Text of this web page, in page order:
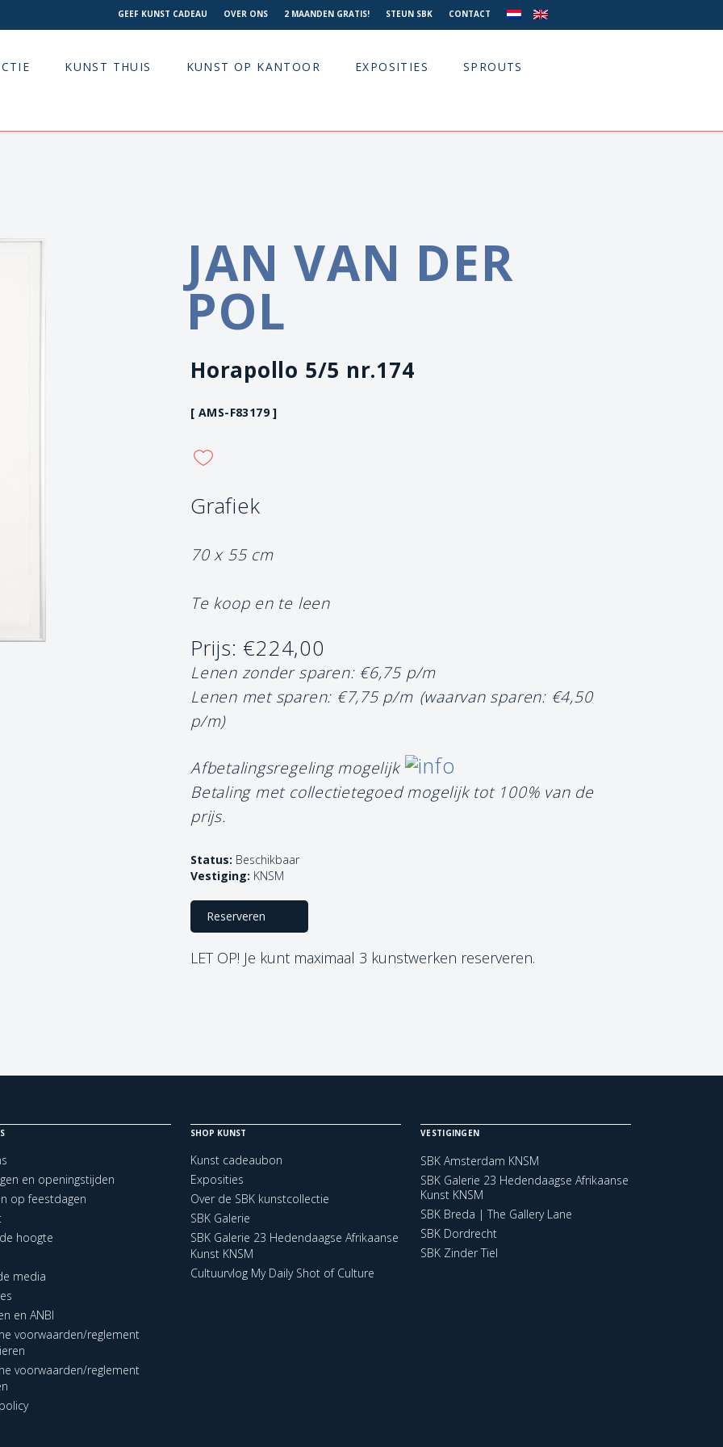
GEEF KUNST CADEAU OVER ONS 2 MAANDEN GRATIS! STEUN SBK CONTACT
KUNST THUIS KUNST OP KANTOOR EXPOSITIES SPROUTS
JAN VAN DER
POL
Horapollo 5/5 nr.174
[ AMS-F83179 ]
Grafiek
70 x 55 cm
Te koop en te leen
Prijs: €224,00
Lenen zonder sparen: €6,75 p/m
Lenen met sparen: €7,75 p/m (waarvan sparen: €4,50
p/m)
Afbetalingsregeling mogelijk
Betaling met collectietegoed mogelijk tot 100% van de
prijs.
Status: Beschikbaar
Vestiging: KNSM
Reserveren
LET OP! Je kunt maximaal 3 kunstwerken reserveren.
en openingstijden
op feestdagen
hoogte
media
en ANBI
voorwaarden/reglement
voorwaarden/reglement
SHOP KUNST
Kunst cadeaubon
Exposities
Over de SBK kunstcollectie
SBK Galerie
SBK Galerie 23 Hedendaagse Afrikaanse
Kunst KNSM
Cultuurvlog My Daily Shot of Culture
VESTIGINGEN
SBK Amsterdam KNSM
SBK Galerie 23 Hedendaagse Afrikaanse
Kunst KNSM
SBK Breda | The Gallery Lane
SBK Dordrecht
SBK Zinder Tiel